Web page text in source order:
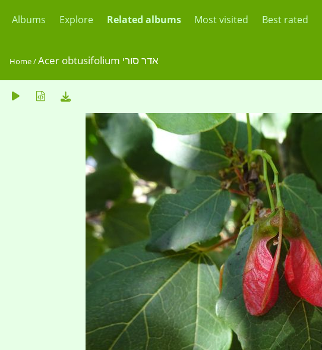
Albums Explore Related albums Most visited Best rated
Home/ Acer obtusifolium אדר סורי